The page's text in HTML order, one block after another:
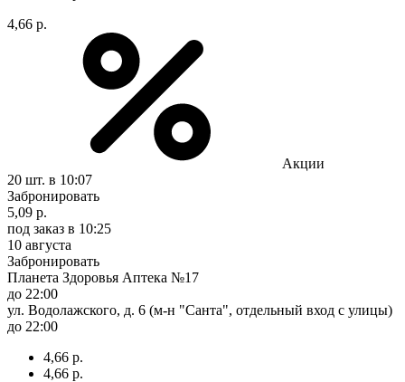
4,66 р.
Акции
20 шт. в 10:07
Забронировать
5,09 р.
под заказ в 10:25
10 августа
Забронировать
Планета Здоровья Аптека №17
до 22:00
ул. Водолажского, д. 6 (м-н "Санта", отдельный вход с улицы)
до 22:00
4,66 р.
4,66 р.